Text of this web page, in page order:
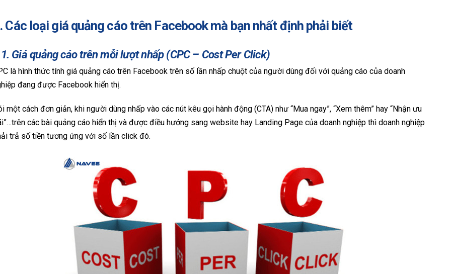
Các loại giá quảng cáo trên Facebook mà bạn nhất định phải biết
Giá quảng cáo trên mỗi lượt nhấp (CPC – Cost Per Click)
là hình thức tính giá quảng cáo trên Facebook trên số lần nhấp chuột của người dùng đối với quảng cáo của doanh
đang được Facebook hiển thị.
một cách đơn giản, khi người dùng nhấp vào các nút kêu gọi hành động (CTA) như “Mua ngay”, “Xem thêm” hay “Nhận ưu
các bài quảng cáo hiển thị và được điều hướng sang website hay Landing Page của doanh nghiệp thì doanh nghiệp
trả số tiền tương ứng với số lần click đó.